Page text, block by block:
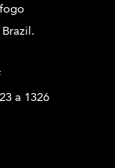
Brazil.
a 1326